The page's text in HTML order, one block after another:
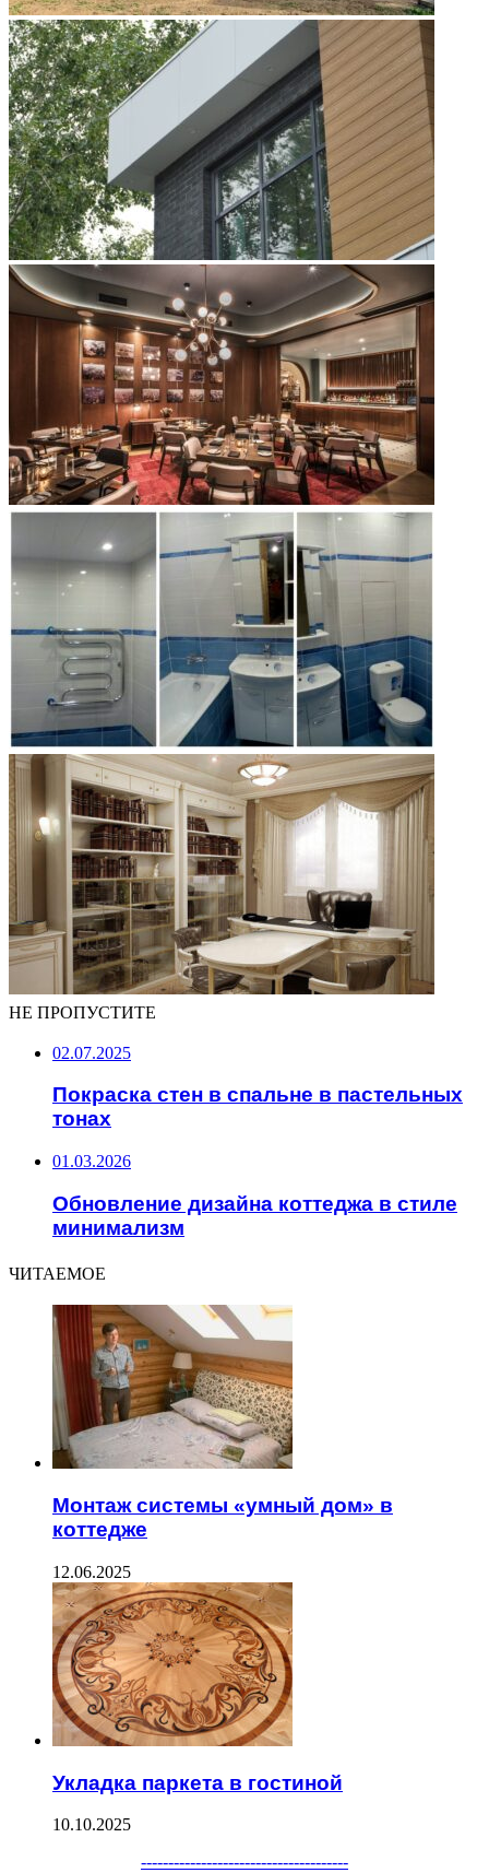
НЕ ПРОПУСТИТЕ
02.07.2025
Покраска стен в спальне в пастельных
тонах
01.03.2026
Обновление дизайна коттеджа в стиле
минимализм
ЧИТАЕМОЕ
Монтаж системы «умный дом» в
коттедже
12.06.2025
Укладка паркета в гостиной
10.10.2025
--------------------------------------